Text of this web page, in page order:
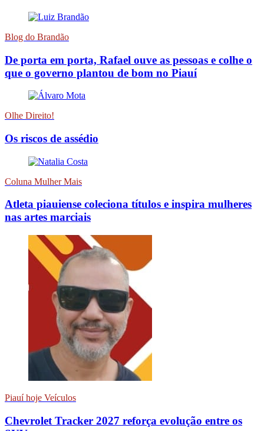
Blog do Brandão
De porta em porta, Rafael ouve as pessoas e colhe o
que o governo plantou de bom no Piauí
Olhe Direito!
Os riscos de assédio
Coluna Mulher Mais
Atleta piauiense coleciona títulos e inspira mulheres
nas artes marciais
Piauí hoje Veículos
Chevrolet Tracker 2027 reforça evolução entre os